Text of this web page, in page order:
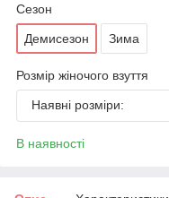
Сезон
Демисезон Зима
Розмір жіночого взуття
Наявні розміри:
В наявності